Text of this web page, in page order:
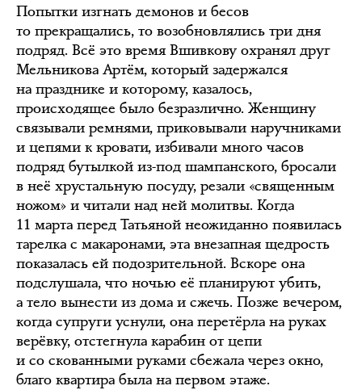
Попытки изгнать демонов и бесов
то прекращались, то возобновлялись три дня
подряд. Всё это время Вшивкову охранял друг
Мельникова Артём, который задержался
на празднике и которому, казалось,
происходящее было безразлично. Женщину
связывали ремнями, приковывали наручниками
и цепями к кровати, избивали много часов
подряд бутылкой из-под шампанского, бросали
в неё хрустальную посуду, резали «священным
ножом» и читали над ней молитвы. Когда
11 марта перед Татьяной неожиданно появилась
тарелка с макаронами, эта внезапная щедрость
показалась ей подозрительной. Вскоре она
подслушала, что ночью её планируют убить,
а тело вынести из дома и сжечь. Позже вечером,
когда супруги уснули, она перетёрла на руках
верёвку, отстегнула карабин от цепи
и со скованными руками сбежала через окно,
благо квартира была на первом этаже.